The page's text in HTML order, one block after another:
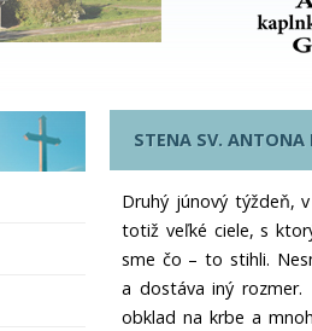
STENA SV. ANTONA
Druhý júnový týždeň,
totiž veľké ciele, s
sme čo – to stihli.
a dostáva iný rozmer.
obklad na krbe a